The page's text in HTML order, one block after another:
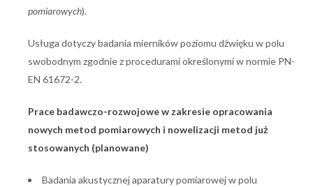
pomiarowych).
Usługa dotyczy badania mierników poziomu dźwięku w polu
swobodnym zgodnie z procedurami określonymi w normie PN-
EN 61672-2.
Prace badawczo-rozwojowew zakresie opracowania
nowych metod pomiarowych i nowelizacji metod już
stosowanych (planowane)
Badania akustycznej aparatury pomiarowej w polu